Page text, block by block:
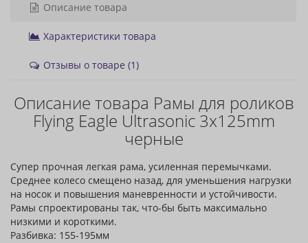
Описание товара
Характеристики товара
Отзывы о товаре (1)
Описание товара Рамы для роликов
Flying Eagle Ultrasonic 3x125mm
черные
Супер прочная легкая рама, усиленная перемычками.
Среднее колесо смещено назад, для уменьшения нагрузки
на носок и повышения маневренности и устойчивости.
Рамы спроектированы так, что-бы быть максимально
низкими и короткими.
Разбивка: 155-195мм